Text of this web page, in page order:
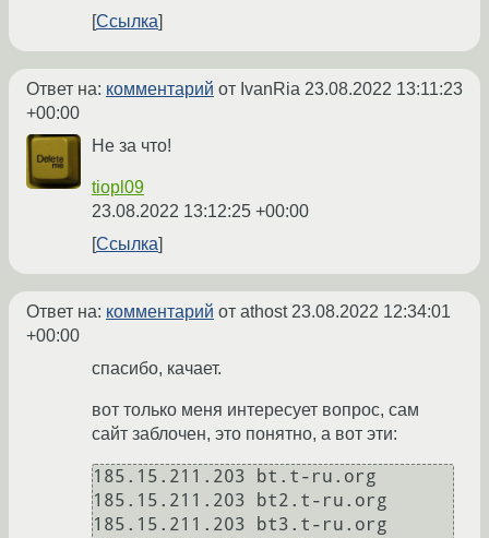
Ссылка
Ответ на: комментарий от IvanRia 23.08.2022 13:11:23
+00:00
Не за что!
tiopl09
23.08.2022 13:12:25 +00:00
Ссылка
Ответ на: комментарий от athost23.08.2022 12:34:01
+00:00
спасибо, качает.
вот только меня интересует вопрос, сам
сайт заблочен, это понятно, а вот эти:
185.15.211.203 bt.t-ru.org
185.15.211.203 bt2.t-ru.org
185.15.211.203 bt3.t-ru.org